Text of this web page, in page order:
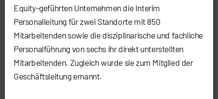
Equity-geführten Unternehmen die Interim
Personalleitung für zwei Standorte mit 850
Mitarbeitenden sowie die disziplinarische und fachliche
Personalführung von sechs ihr direkt unterstellten
Mitarbeitenden. Zugleich wurde sie zum Mitglied der
Geschäftsleitung ernannt.